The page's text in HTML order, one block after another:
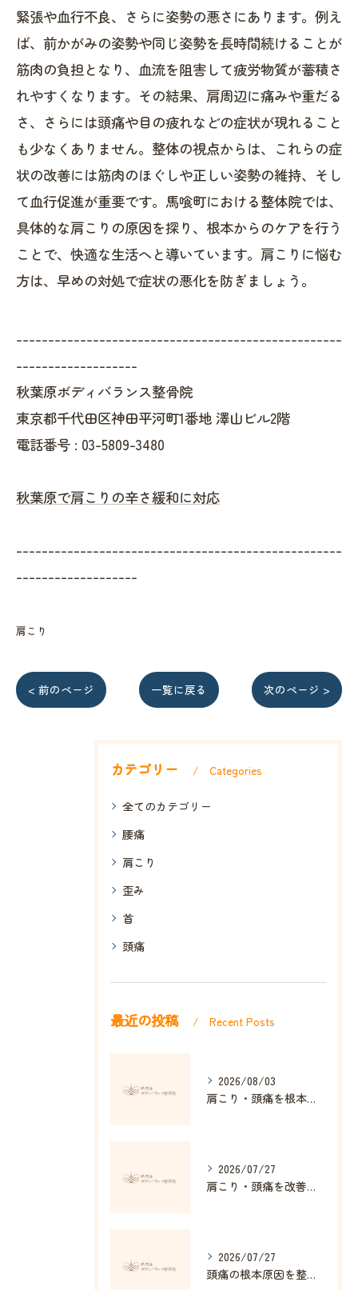
緊張や血行不良、さらに姿勢の悪さにあります。例え
ば、前かがみの姿勢や同じ姿勢を長時間続けることが
筋肉の負担となり、血流を阻害して疲労物質が蓄積さ
れやすくなります。その結果、肩周辺に痛みや重だる
さ、さらには頭痛や目の疲れなどの症状が現れること
も少なくありません。整体の視点からは、これらの症
状の改善には筋肉のほぐしや正しい姿勢の維持、そし
て血行促進が重要です。馬喰町における整体院では、
具体的な肩こりの原因を探り、根本からのケアを行う
ことで、快適な生活へと導いています。肩こりに悩む
方は、早めの対処で症状の悪化を防ぎましょう。
---------------------------------------------------
-------------------
秋葉原ボディバランス整骨院
東京都千代田区神田平河町1番地 澤山ビル2階
電話番号 : 03-5809-3480
秋葉原で肩こりの辛さ緩和に対応
---------------------------------------------------
-------------------
肩こり
< 前のページ 一覧に戻る 次のページ >
カテゴリー Categories
全てのカテゴリー
腰痛
肩こり
歪み
首
頭痛
最近の投稿 Recent Posts
2026/08/03
肩こり・頭痛を根本改善する整体の秘訣
2026/07/27
肩こり・頭痛を改善する姿勢矯正の効果とは
2026/07/27
頭痛の根本原因を整体で解消する方法